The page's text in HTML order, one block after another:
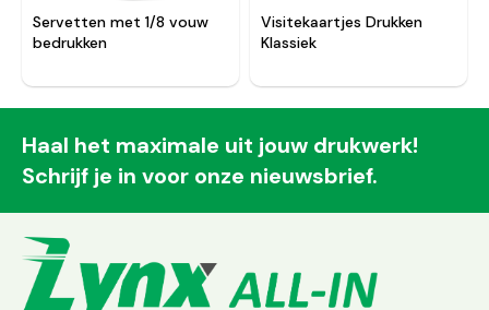
Servetten met 1/8 vouw
bedrukken
Visitekaartjes Drukken
Klassiek
Haal het maximale uit jouw drukwerk!
Schrijf je in voor onze nieuwsbrief.